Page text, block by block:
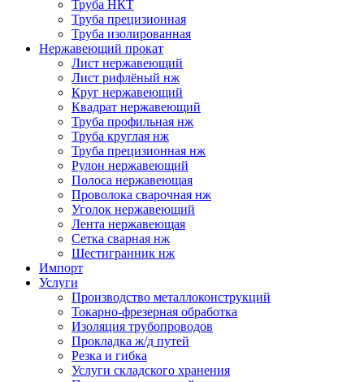
Труба НКТ
Труба прецизионная
Труба изолированная
Нержавеющий прокат
Лист нержавеющий
Лист рифлёный нж
Круг нержавеющий
Квадрат нержавеющий
Труба профильная нж
Труба круглая нж
Труба прецизионная нж
Рулон нержавеющий
Полоса нержавеющая
Проволока сварочная нж
Уголок нержавеющий
Лента нержавеющая
Сетка сварная нж
Шестигранник нж
Импорт
Услуги
Производство металлоконструкций
Токарно-фрезерная обработка
Изоляция трубопроводов
Прокладка ж/д путей
Резка и гибка
Услуги складского хранения